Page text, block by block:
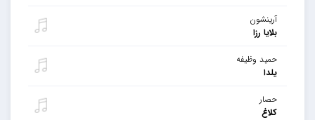
آرینشون
بلایا رزا
حمید وظیفه
یلدا
حصار
کلاغ